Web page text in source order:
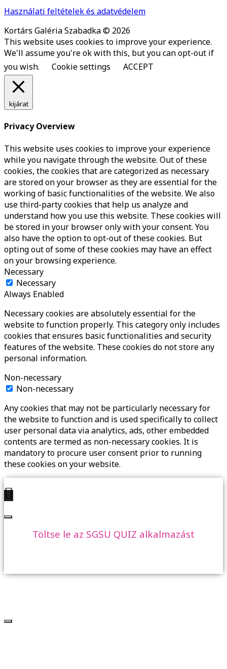
Használati feltételek és adatvédelem
Kortárs Galéria Szabadka © 2026
This website uses cookies to improve your experience.
We'll assume you're ok with this, but you can opt-out if
you wish.
Cookie settings ACCEPT
kijárat
Privacy Overview
This website uses cookies to improve your experience
while you navigate through the website. Out of these
cookies, the cookies that are categorized as necessary
are stored on your browser as they are essential for the
working of basic functionalities of the website. We also
use third-party cookies that help us analyze and
understand how you use this website. These cookies will
be stored in your browser only with your consent. You
also have the option to opt-out of these cookies. But
opting out of some of these cookies may have an effect
on your browsing experience.
Necessary
Necessary
Always Enabled
Necessary cookies are absolutely essential for the
website to function properly. This category only includes
cookies that ensures basic functionalities and security
features of the website. These cookies do not store any
personal information.
Non-necessary
Non-necessary
Any cookies that may not be particularly necessary for
the website to function and is used specifically to collect
user personal data via analytics, ads, other embedded
contents are termed as non-necessary cookies. It is
mandatory to procure user consent prior to running
these cookies on your website.
Töltse le az SGSU QUIZ alkalmazást